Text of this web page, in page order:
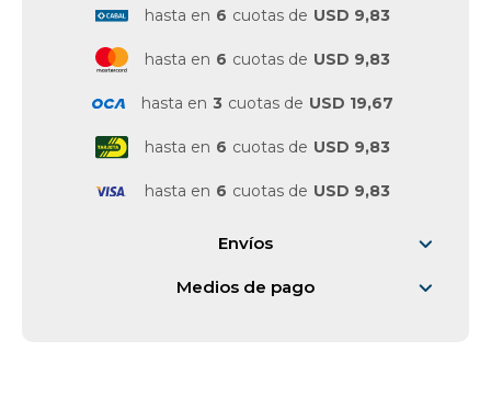
hasta en 6 cuotas de USD 9,83
hasta en 6 cuotas de USD 9,83
hasta en 3 cuotas de USD 19,67
hasta en 6 cuotas de USD 9,83
hasta en 6 cuotas de USD 9,83
Envíos
Medios de pago
Vestimenta y calzado